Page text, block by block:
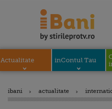
Actualitate inContul Tau
ibani actualitate